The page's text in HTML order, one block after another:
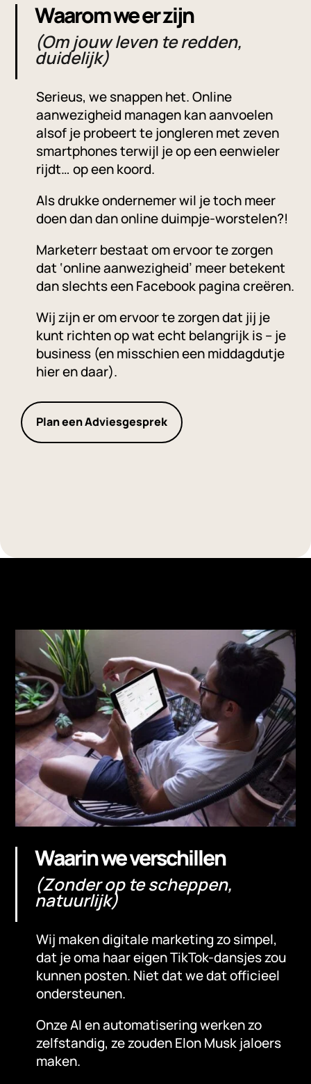
Waarom we er zijn
(Om jouw leven te redden,
duidelijk)
Serieus, we snappen het. Online
aanwezigheid managen kan aanvoelen
alsof je probeert te jongleren met zeven
smartphones terwijl je op een eenwieler
rijdt… op een koord.
Als drukke ondernemer wil je toch meer
doen dan dan online duimpje-worstelen?!
Marketerr bestaat om ervoor te zorgen
dat ‘online aanwezigheid’ meer betekent
dan slechts een Facebook pagina creëren.
Wij zijn er om ervoor te zorgen dat jij je
kunt richten op wat echt belangrijk is – je
business (en misschien een middagdutje
hier en daar).
Plan een Adviesgesprek
Waarin we verschillen
(Zonder op te scheppen,
natuurlijk)
Wij maken digitale marketing zo simpel,
dat je oma haar eigen TikTok-dansjes zou
kunnen posten. Niet dat we dat officieel
ondersteunen.
Onze AI en automatisering werken zo
zelfstandig, ze zouden Elon Musk jaloers
maken.